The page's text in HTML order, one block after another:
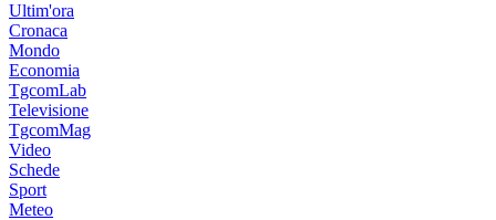
Ultim'ora
Cronaca
Mondo
Economia
TgcomLab
Televisione
TgcomMag
Video
Schede
Sport
Meteo